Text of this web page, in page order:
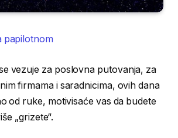
papilotnom
vezuje za poslovna putovanja, za
firmama i saradnicima, ovih dana
od ruke, motivisaće vas da budete
„grizete“.